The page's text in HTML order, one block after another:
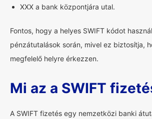
XXX a bank központjára utal.
Fontos, hogy a helyes SWIFT kódot
pénzátutalások során, mivel ez biztosítja,
megfelelő helyre érkezzen.
Mi az a SWIFT
A SWIFT fizetés egy nemzetközi banki